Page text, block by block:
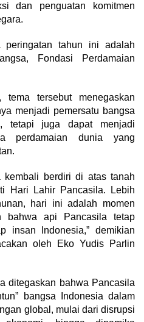
dan penguatan komitmen
peringatan tahun ini adalah
Fondasi Perdamaian
tema tersebut menegaskan
menjadi pemersatu bangsa
tetapi juga dapat menjadi
perdamaian dunia yang
berdiri di atas tanah
Hari Lahir Pancasila. Lebih
hari ini adalah momen
bahwa api Pancasila tetap
insan Indonesia,” demikian
oleh Eko Yudis Parlin
ditegaskan bahwa Pancasila
bangsa Indonesia dalam
global, mulai dari disrupsi